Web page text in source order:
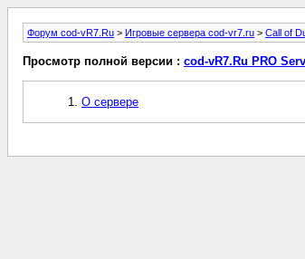
Форум cod-vR7.Ru > Игровые сервера cod-vr7.ru > Call of
Просмотр полной версии : cod-vR7.Ru PRO
О сервере